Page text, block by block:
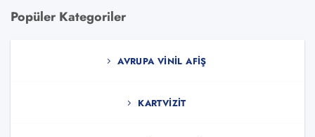
Popüler Kategoriler
AVRUPA VINIL AFIŞ
KARTVIZIT